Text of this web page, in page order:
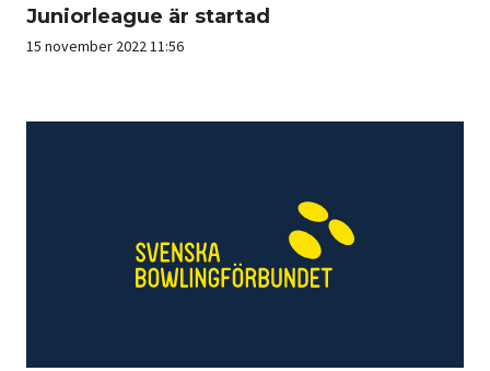
Juniorleague är startad
15 november 2022 11:56